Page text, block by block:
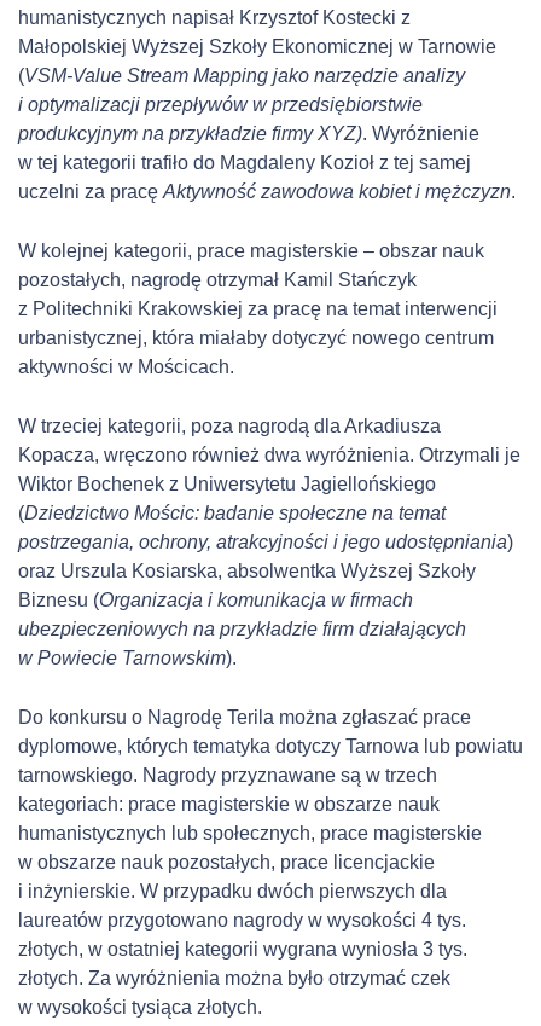
humanistycznych napisał Krzysztof Kostecki z
Małopolskiej Wyższej Szkoły Ekonomicznej w Tarnowie
(VSM-Value Stream Mapping jako narzędzie analizy
i optymalizacji przepływów w przedsiębiorstwie
produkcyjnym na przykładzie firmy XYZ). Wyróżnienie
w tej kategorii trafiło do Magdaleny Kozioł z tej samej
uczelni za pracę Aktywność zawodowa kobiet i mężczyzn.
W kolejnej kategorii, prace magisterskie – obszar nauk
pozostałych, nagrodę otrzymał Kamil Stańczyk
z Politechniki Krakowskiej za pracę na temat interwencji
urbanistycznej, która miałaby dotyczyć nowego centrum
aktywności w Mościcach.
W trzeciej kategorii, poza nagrodą dla Arkadiusza
Kopacza, wręczono również dwa wyróżnienia. Otrzymali je
Wiktor Bochenek z Uniwersytetu Jagiellońskiego
(Dziedzictwo Mościc: badanie społeczne na temat
postrzegania, ochrony, atrakcyjności i jego udostępniania)
oraz Urszula Kosiarska, absolwentka Wyższej Szkoły
Biznesu (Organizacja i komunikacja w firmach
ubezpieczeniowych na przykładzie firm działających
w Powiecie Tarnowskim).
Do konkursu o Nagrodę Terila można zgłaszać prace
dyplomowe, których tematyka dotyczy Tarnowa lub powiatu
tarnowskiego. Nagrody przyznawane są w trzech
kategoriach: prace magisterskie w obszarze nauk
humanistycznych lub społecznych, prace magisterskie
w obszarze nauk pozostałych, prace licencjackie
i inżynierskie. W przypadku dwóch pierwszych dla
laureatów przygotowano nagrody w wysokości 4 tys.
złotych, w ostatniej kategorii wygrana wyniosła 3 tys.
złotych. Za wyróżnienia można było otrzymać czek
w wysokości tysiąca złotych.